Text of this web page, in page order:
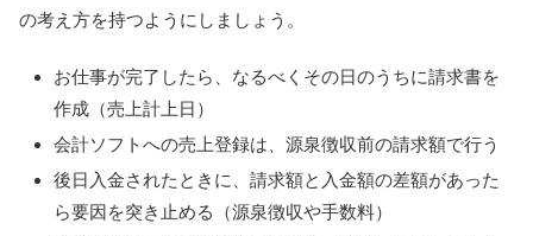
の考え方を持つようにしましょう。
お仕事が完了したら、なるべくその日のうちに請求書を
作成（売上計上日）
会計ソフトへの売上登録は、源泉徴収前の請求額で行う
後日入金されたときに、請求額と入金額の差額があった
ら要因を突き止める（源泉徴収や手数料）